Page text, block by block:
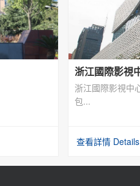
浙江國際影視
浙江國際影視中
包...
查看詳情 Details